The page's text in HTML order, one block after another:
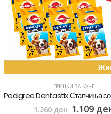
ГРИЦКИ ЗА КУЧЕ
1.260ден 1.109